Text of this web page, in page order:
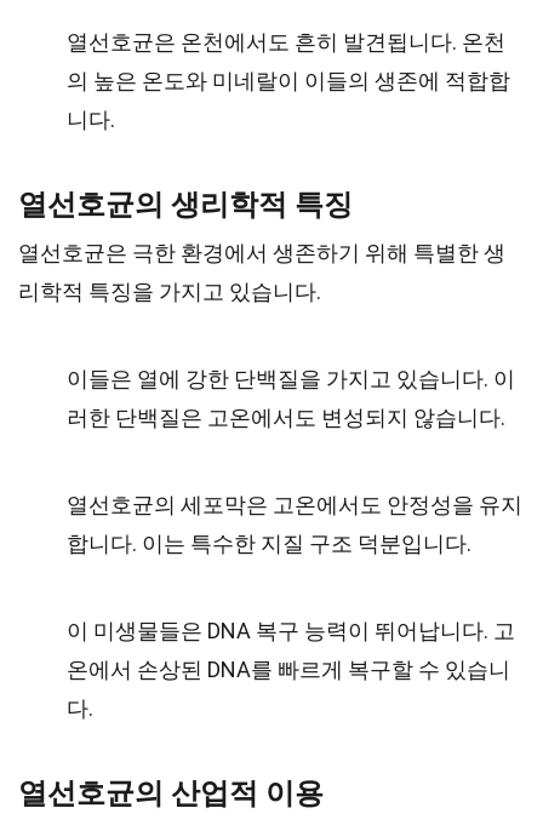
열선호균은 온천에서도 흔히 발견됩니다. 온천
의 높은 온도와 미네랄이 이들의 생존에 적합합
니다.
열선호균의 생리학적 특징
열선호균은 극한 환경에서 생존하기 위해 특별한 생
리학적 특징을 가지고 있습니다.
이들은 열에 강한 단백질을 가지고 있습니다. 이
러한 단백질은 고온에서도 변성되지 않습니다.
열선호균의 세포막은 고온에서도 안정성을 유지
합니다. 이는 특수한 지질 구조 덕분입니다.
이 미생물들은 DNA 복구 능력이 뛰어납니다. 고
온에서 손상된 DNA를 빠르게 복구할 수 있습니
다.
열선호균의 산업적 이용